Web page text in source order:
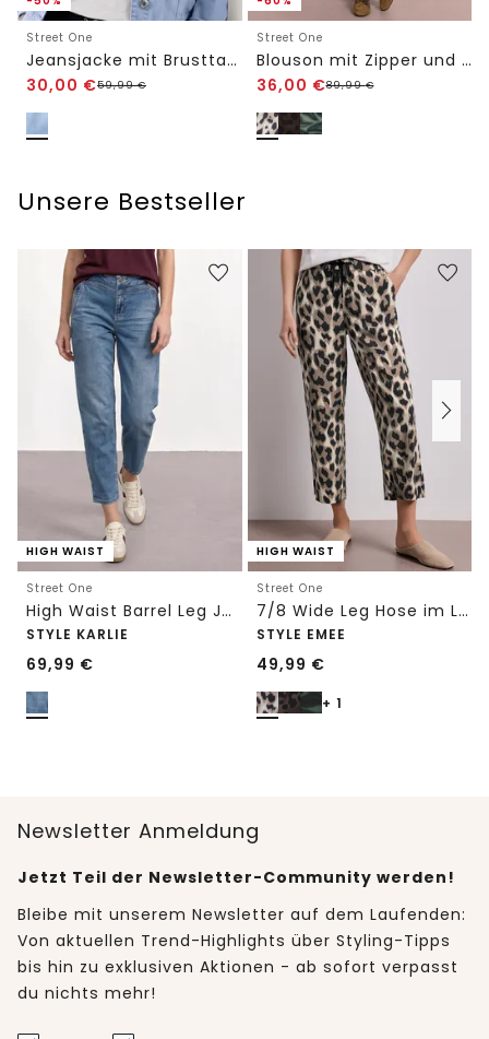
Street One
Jeansjacke mit Brusttaschen und Knöpfen
30,00 €59,99€
Street One
Blouson mit Zipper und Print
36,00 €89,99€
Unsere Bestseller
HIGH WAIST
Street One
High Waist Barrel Leg Jeans im Loose Fit
STYLE KARLIE
69,99 €
HIGH WAIST
Street One
7/8 Wide Leg Hose im Loose Fit mit Print
STYLE EMEE
49,99 €
+ 1
Newsletter Anmeldung
Jetzt Teil der Newsletter-Community werden!
Bleibe mit unserem Newsletter auf dem Laufenden:
Von aktuellen Trend-Highlights über Styling-Tipps
bis hin zu exklusiven Aktionen - ab sofort verpasst
du nichts mehr!